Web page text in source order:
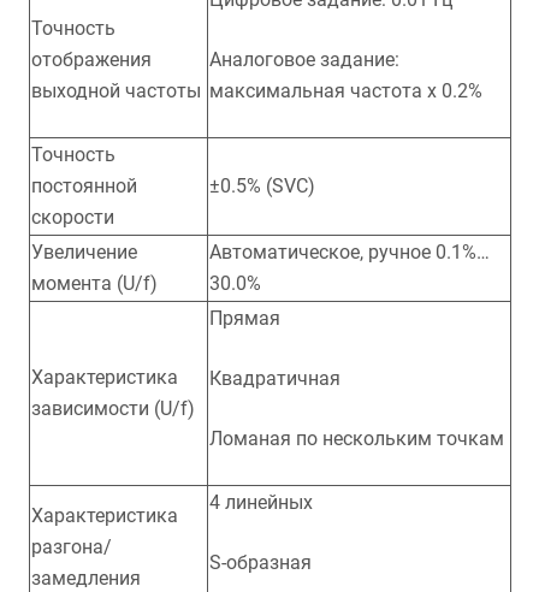
Точность
отображения
выходной частоты
Аналоговое задание:
максимальная частота x 0.2%
Точность
постоянной
скорости
±0.5% (SVC)
Увеличение
момента (U/f)
Автоматическое, ручное 0.1%…
30.0%
Характеристика
зависимости (U/f)
Прямая
Квадратичная
Ломаная по нескольким точкам
Характеристика
разгона/
замедления
4 линейных
S-образная